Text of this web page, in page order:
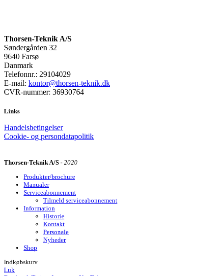
Thorsen-Teknik A/S
Søndergården 32
9640 Farsø
Danmark
Telefonnr.: 29104029
E-mail: kontor@thorsen-teknik.dk
CVR-nummer: 36930764
Links
Handelsbetingelser
Cookie- og persondatapolitik
Thorsen-Teknik A/S - 2020
Produkter/brochure
Manualer
Serviceabonnement
Tilmeld serviceabonnement
Information
Historie
Kontakt
Personale
Nyheder
Shop
Indkøbskurv
Luk